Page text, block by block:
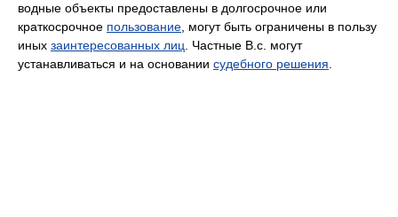
водные объекты предоставлены в долгосрочное или
краткосрочное пользование , могут быть ограничены в пользу
иных заинтересованных лиц . Частные В.с. могут
устанавливаться и на основании судебного решения